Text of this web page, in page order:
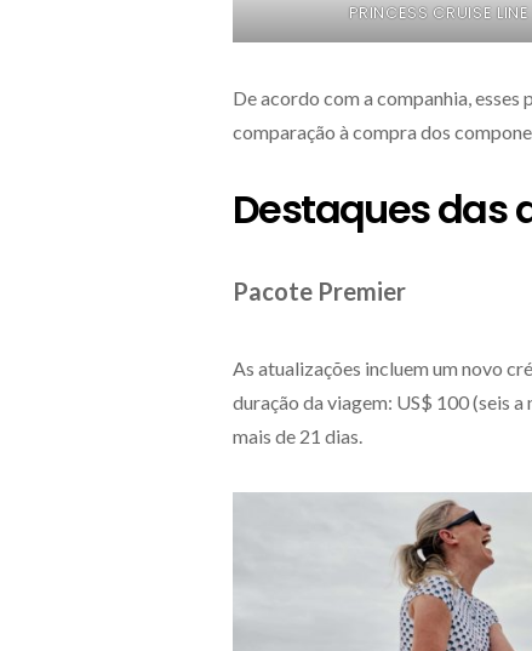
PRINCESS CRUISE LINE
De acordo com a companhia,
comparação à compra dos
Destaques das
Pacote Premier
As atualizações incluem um novo
duração da viagem: US$ 100 (seis
mais de 21 dias.